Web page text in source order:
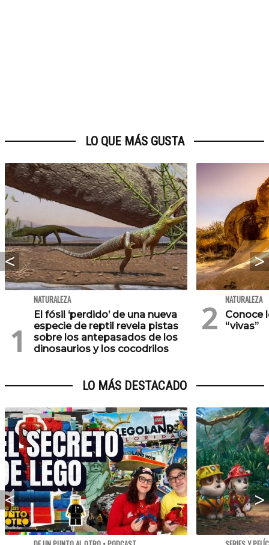
LO QUE MÁS GUSTA
NATURALEZA
El fósil ‘perdido’ de una nueva
especie de reptil revela pistas
sobre los antepasados de los
dinosaurios y los cocodrilos
NATURALEZA
Conoce
“vivas”
LO MÁS DESTACADO